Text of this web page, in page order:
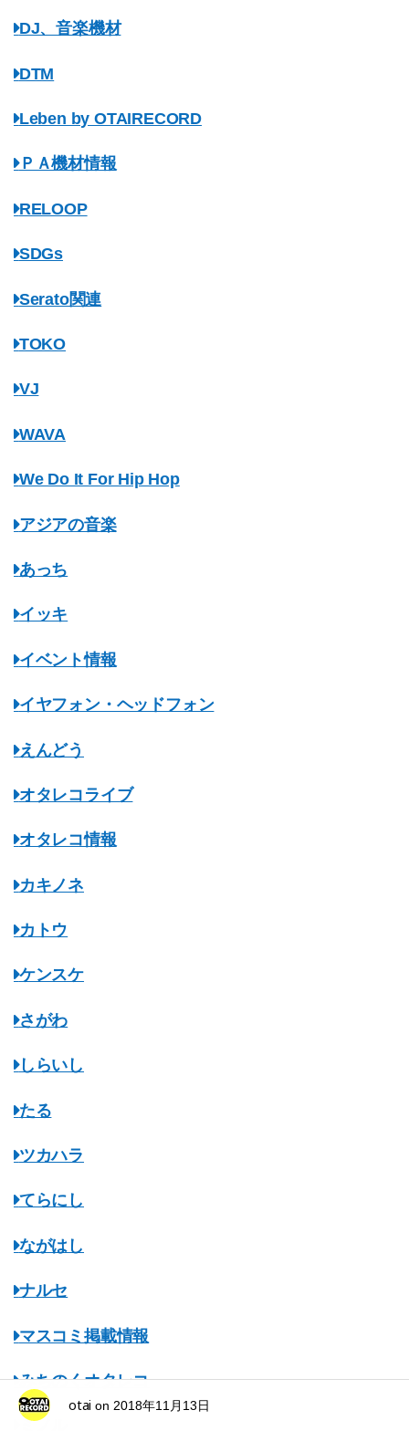
DJ、音楽機材
DTM
Leben by OTAIRECORD
ＰＡ機材情報
RELOOP
SDGs
Serato関連
TOKO
VJ
WAVA
We Do It For Hip Hop
アジアの音楽
あっち
イッキ
イベント情報
イヤフォン・ヘッドフォン
えんどう
オタレコライブ
オタレコ情報
カキノネ
カトウ
ケンスケ
さがわ
しらいし
たる
ツカハラ
てらにし
ながはし
ナルセ
マスコミ掲載情報
みちのくオタレコ
ミノル
otai on 2018年11月13日